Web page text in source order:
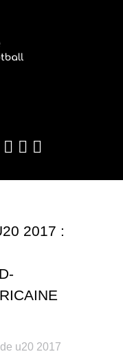
2017 :
u20 2017